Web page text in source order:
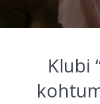
Klubi